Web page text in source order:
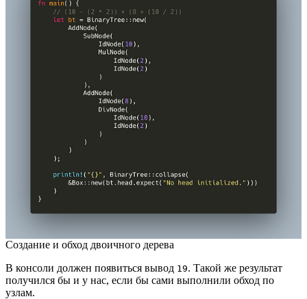
Создание и обход двоичного дерева
В консоли должен появиться вывод 19. Такой же результат
получился бы и у нас, если бы сами выполнили обход по
узлам.